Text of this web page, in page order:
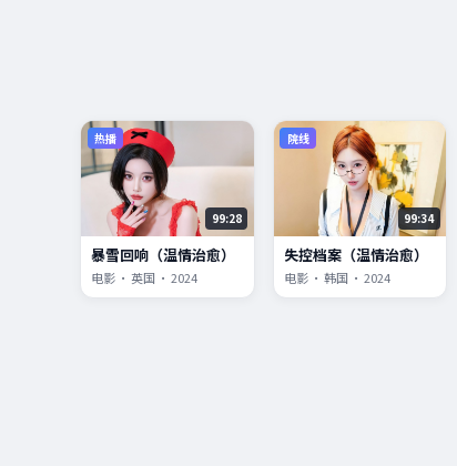
热播
99:28
暴雪回响（温情治愈）
电影 · 英国 · 2024
院线
99:34
失控档案（温情治愈）
电影 · 韩国 · 2024